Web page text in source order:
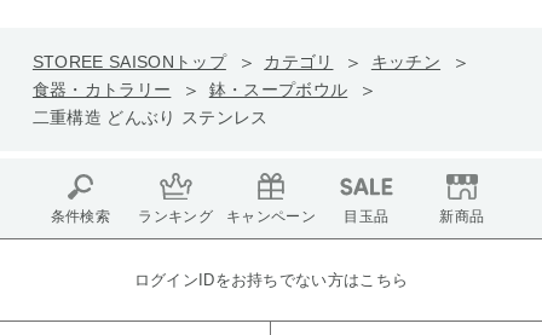
STOREE SAISONトップ カテゴリ
キッチン
食器・カトラリー
鉢・スープボウル
二重構造 どんぶり ステンレス
条件検索 ランキング キャンペーン 目玉品 新商品
ログインIDをお持ちでない方はこちら